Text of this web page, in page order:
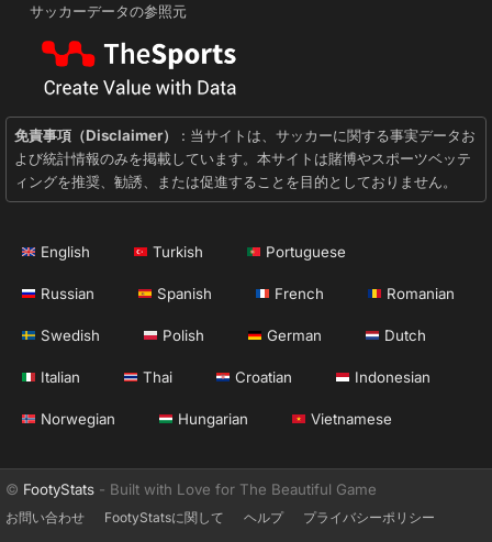
サッカーデータの参照元
免責事項（Disclaimer）
: 当サイトは、サッカーに関する事実データお
よび統計情報のみを掲載しています。本サイトは賭博やスポーツベッテ
ィングを推奨、勧誘、または促進することを目的としておりません。
English Turkish Portuguese
Russian Spanish French Romanian
Swedish Polish German Dutch
Italian Thai Croatian Indonesian
Norwegian Hungarian Vietnamese
© FootyStats - Built with Love for The Beautiful Game
お問い合わせ FootyStatsに関して ヘルプ プライバシーポリシー